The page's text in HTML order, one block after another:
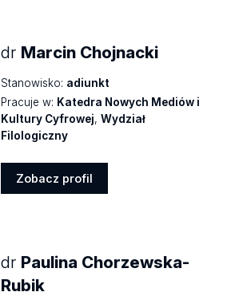
dr Marcin Chojnacki
Stanowisko: adiunkt
Pracuje w: Katedra Nowych Mediów i
Kultury Cyfrowej,Wydział
Filologiczny
Zobacz profil
dr Paulina Chorzewska-
Rubik